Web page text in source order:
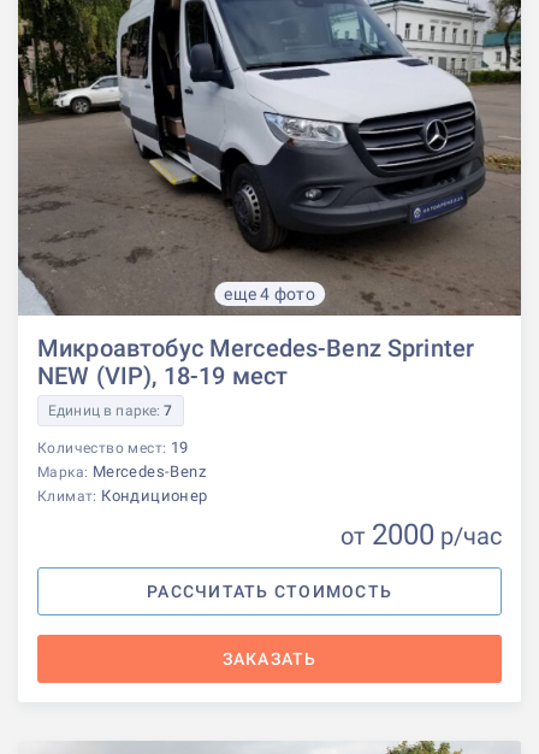
еще 4 фото
Микроавтобус Mercedes-Benz Sprinter
NEW (VIP), 18-19 мест
Единиц в парке:7
Количество мест: 19
Марка: Mercedes-Benz
Климат: Кондиционер
от 2000 р/час
РАССЧИТАТЬ СТОИМОСТЬ
ЗАКАЗАТЬ